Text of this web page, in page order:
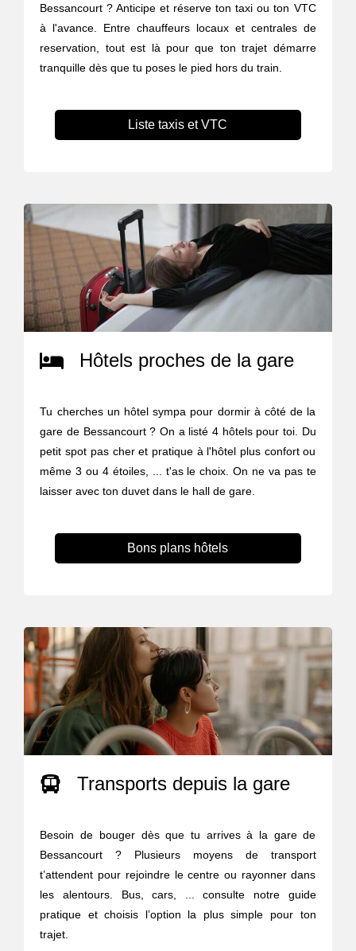
Bessancourt ? Anticipe et réserve ton taxi ou ton VTC
à l'avance. Entre chauffeurs locaux et centrales de
reservation, tout est là pour que ton trajet démarre
tranquille dès que tu poses le pied hors du train.
Liste taxis et VTC
Hôtels proches de la gare
Tu cherches un hôtel sympa pour dormir à côté de la
gare de Bessancourt ? On a listé 4 hôtels pour toi. Du
petit spot pas cher et pratique à l'hôtel plus confort ou
même 3 ou 4 étoiles, ... t'as le choix. On ne va pas te
laisser avec ton duvet dans le hall de gare.
Bons plans hôtels
Transports depuis la gare
Besoin de bouger dès que tu arrives à la gare de
Bessancourt ? Plusieurs moyens de transport
t’attendent pour rejoindre le centre ou rayonner dans
les alentours. Bus, cars, ... consulte notre guide
pratique et choisis l’option la plus simple pour ton
trajet.